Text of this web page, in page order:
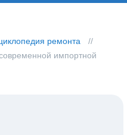
ремонта
импортной